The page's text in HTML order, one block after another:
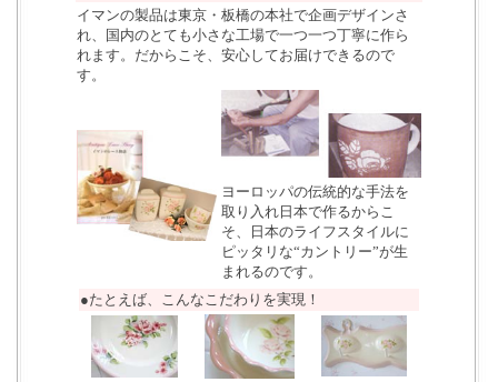
イマンの製品は東京・板橋の本社で企画デザインさ
れ、国内のとても小さな工場で一つ一つ丁寧に作ら
れます。だからこそ、安心してお届けできるので
す。
ヨーロッパの伝統的な手法を
取り入れ日本で作るからこ
そ、日本のライフスタイルに
ピッタリな“カントリー”が生
まれるのです。
●たとえば、こんなこだわりを実現！